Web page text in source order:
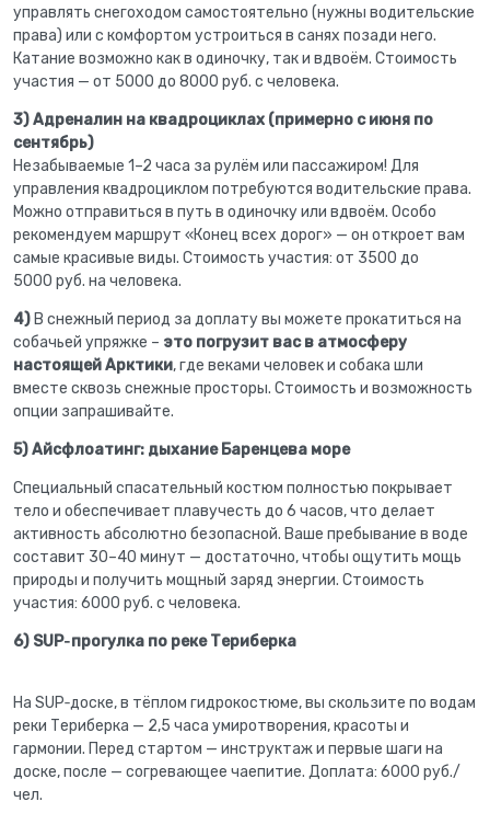
управлять снегоходом самостоятельно (нужны водительские
права) или с комфортом устроиться в санях позади него.
Катание возможно как в одиночку, так и вдвоём. Стоимость
участия — от 5000 до 8000 руб. с человека.
3)Адреналин на квадроциклах (примерно с июня по
сентябрь)
Незабываемые 1–2 часа за рулём или пассажиром! Для
управления квадроциклом потребуются водительские права.
Можно отправиться в путь в одиночку или вдвоём. Особо
рекомендуем маршрут «Конец всех дорог» — он откроет вам
самые красивые виды. Стоимость участия: от 3500 до
5000 руб. на человека.
4) В снежный период за доплату вы можете прокатиться на
собачьей упряжке – это погрузит вас в атмосферу
настоящей Арктики, где веками человек и собака шли
вместе сквозь снежные просторы. Стоимость и возможность
опции запрашивайте.
5) Айсфлоатинг: дыхание Баренцева море
Специальный спасательный костюм полностью покрывает
тело и обеспечивает плавучесть до 6 часов, что делает
активность абсолютно безопасной. Ваше пребывание в воде
составит 30–40 минут — достаточно, чтобы ощутить мощь
природы и получить мощный заряд энергии. Стоимость
участия: 6000 руб. с человека.
6) SUP‑прогулка по реке Териберка
На SUP‑доске, в тёплом гидрокостюме, вы скользите по водам
реки Териберка — 2,5 часа умиротворения, красоты и
гармонии. Перед стартом — инструктаж и первые шаги на
доске, после — согревающее чаепитие. Доплата: 6000 руб./
чел.